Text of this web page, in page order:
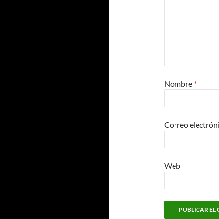
Nombre *
Correo
Web